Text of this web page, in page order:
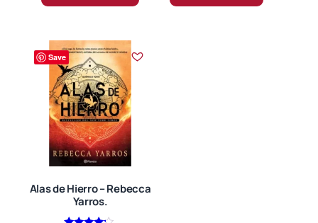
Las
página
Save
Alas de Hierro – Rebecca
Yarros.